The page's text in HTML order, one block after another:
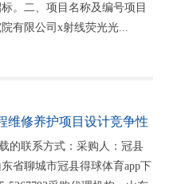
。二、项目名称及编号项目
有限公司x射线荧光光...
维修养护项目设计竞争性
的联系方式：采购人：冠县
省聊城市冠县得球体育app下